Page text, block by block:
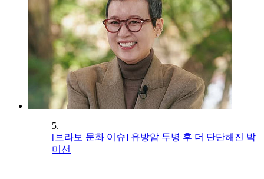
5.
[브라보 문화 이슈] 유방암 투병 후 더 단단해진 박
미선